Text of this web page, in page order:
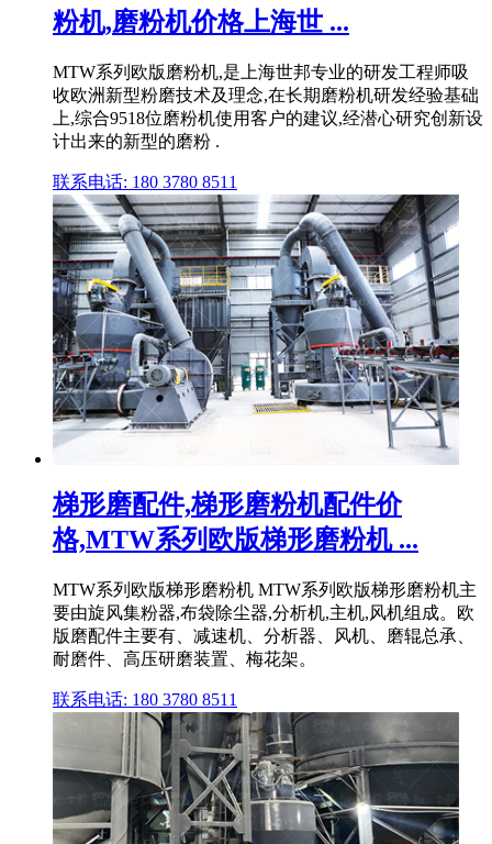
粉机,磨粉机价格上海世 ...
MTW系列欧版磨粉机,是上海世邦专业的研发工程师吸
收欧洲新型粉磨技术及理念,在长期磨粉机研发经验基础
上,综合9518位磨粉机使用客户的建议,经潜心研究创新设
计出来的新型的磨粉 .
联系电话: 180 3780 8511
梯形磨配件,梯形磨粉机配件价
格,MTW系列欧版梯形磨粉机 ...
MTW系列欧版梯形磨粉机 MTW系列欧版梯形磨粉机主
要由旋风集粉器,布袋除尘器,分析机,主机,风机组成。欧
版磨配件主要有、减速机、分析器、风机、磨辊总承、
耐磨件、高压研磨装置、梅花架。
联系电话: 180 3780 8511